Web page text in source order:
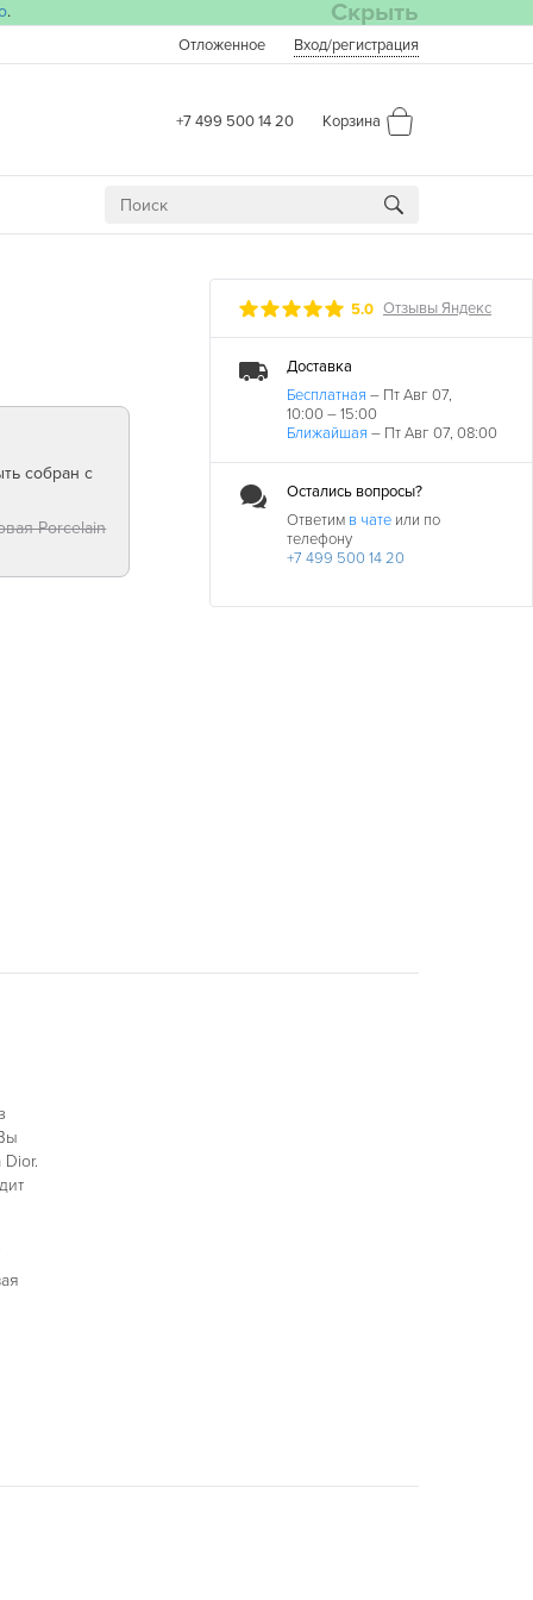
. Скрыть
Отложенное Вход/регистрация
+7 499 500 14 20 Корзина
собран с
Porcelain
5.0 Отзывы Яндекс
Доставка
Бесплатная – Пт Авг 07,
10:00 – 15:00
Ближайшая – Пт Авг 07, 08:00
Остались вопросы?
Ответим в чате или по
телефону
+7 499 500 14 20